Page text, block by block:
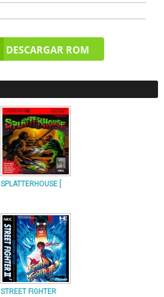
DESCARGAR ROM
SPLATTERHOUSE [
STREET FIGHTER